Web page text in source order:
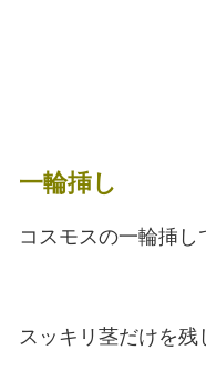
一輪挿し
コスモスの一輪挿し
スッキリ茎だけを残